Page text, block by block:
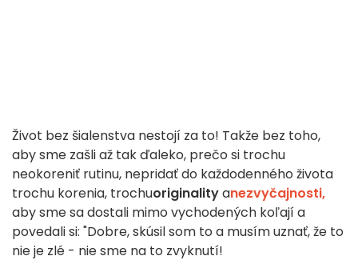
Život bez šialenstva nestojí za to! Takže bez toho,
aby sme zašli až tak ďaleko, prečo si trochu
neokoreniť rutinu, nepridať do každodenného života
trochu korenia, trochuoriginalityanezvyčajnosti,
aby sme sa dostali mimo vychodených koľají a
povedali si: "Dobre, skúsil som to a musím uznať, že to
nie je zlé - nie sme na to zvyknutí!